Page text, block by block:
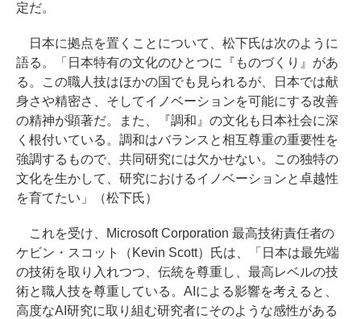
定だ。
日本に拠点を置くことについて、松下氏は次のように
語る。「日本特有の文化のひとつに『ものづくり』があ
る。この職人技はほかの国でも見られるが、日本では献
身さや精密さ、そしてイノベーションを可能にする改善
の精神が顕著だ。また、『調和』の文化も日本社会に深
く根付いている。調和はバランスと相互尊重の重要性を
強調するもので、共同研究には欠かせない。この独特の
文化を生かして、研究におけるイノベーションと卓越性
を育てたい」（松下氏）
これを受け、Microsoft Corporation 最高技術責任者の
ケビン・スコット（Kevin Scott）氏は、「日本は最先端
の技術を取り入れつつ、伝統を尊重し、最高レベルの技
術と職人技を尊重している。AIによる影響を考えると、
高度なAI研究に取り組む研究者にそのような感性がある